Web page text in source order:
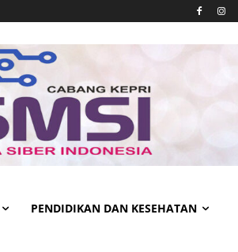
PENDIDIKAN DAN KESEHATAN